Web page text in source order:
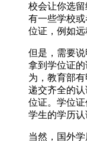
校会让你选
有一些学校
位证，例如远
但是，需要
拿到学位证
为，教育部
递交齐全的
位证。学位
学生的学历认
当然，国外